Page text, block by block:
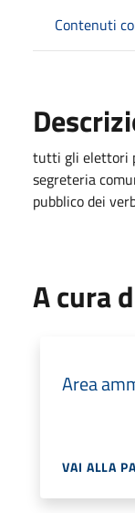
Contenuti
tutti gli elettori
segreteria
pubblico dei
A cura
Area
VAI ALLA